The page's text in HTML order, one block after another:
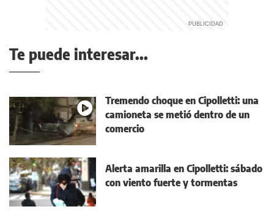
Te puede interesar...
Tremendo choque en Cipolletti: una
camioneta se metió dentro de un
comercio
Alerta amarilla en Cipolletti: sábado
con viento fuerte y tormentas